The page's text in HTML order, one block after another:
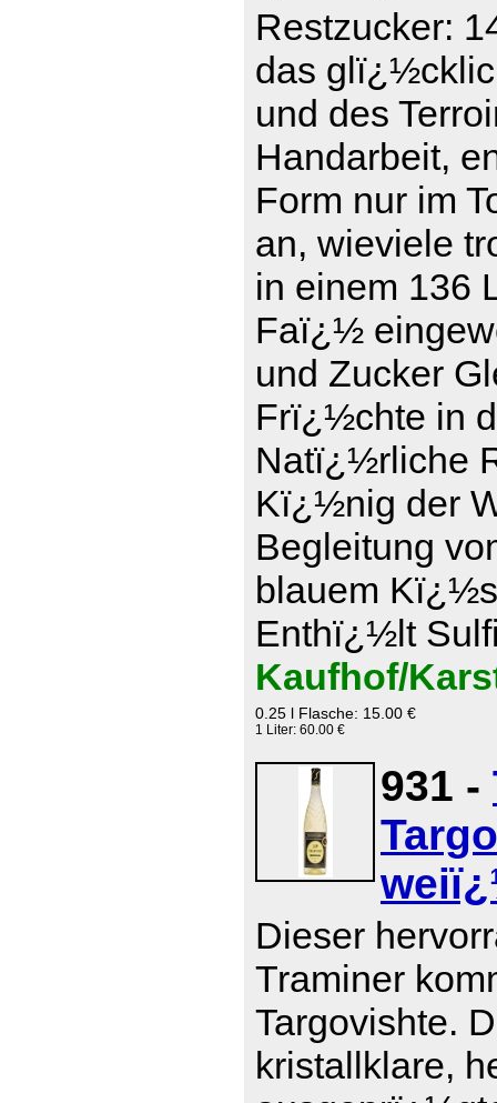
Restzucker:
das
und des
Handarbeit,
Form nur im
an, wieviele
in einem 136
Faï¿½
und Zucker
Frï¿½chte in
Natï¿½rliche
Kï¿½nig der
Begleitung
blauem
Enthï¿½lt
Kaufhof/
0.25 l Flasche: 15.00 €
1 Liter: 60.00 €
931 -
Dieser
Traminer
Targovishte.
kristallklare,